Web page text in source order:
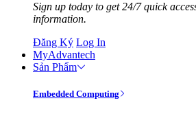
Sign up today to get 24/7 quick
information.
Đăng Ký Log In
MyAdvantech
Sản Phẩm
Embedded Computing